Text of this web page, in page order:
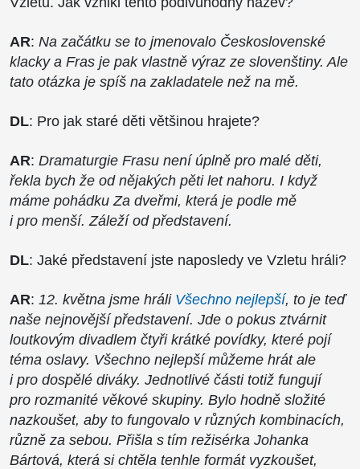
AR: Na začátku se to jmenovalo Československé
klacky a Fras je pak vlastně výraz ze slovenštiny. Ale
tato otázka je spíš na zakladatele než na mě.
DL: Pro jak staré děti většinou hrajete?
AR: Dramaturgie Frasu není úplně pro malé děti,
řekla bych že od nějakých pěti let nahoru. I když
máme pohádku Za dveřmi, která je podle mě
i pro menší. Záleží od představení.
DL: Jaké představení jste naposledy ve Vzletu hráli?
AR: 12. května jsme hráli Všechno nejlepší, to je teď
naše nejnovější představení. Jde o pokus ztvárnit
loutkovým divadlem čtyři krátké povídky, které pojí
téma oslavy. Všechno nejlepší můžeme hrát ale
i pro dospělé diváky. Jednotlivé části totiž fungují
pro rozmanité věkové skupiny. Bylo hodně složité
nazkoušet, aby to fungovalo v různých kombinacích,
různě za sebou. Přišla s tím režisérka Johanka
Bártová, která si chtěla tenhle formát vyzkoušet,